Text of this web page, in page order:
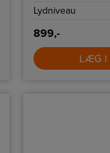
Lydniveau
899,-
LÆG I